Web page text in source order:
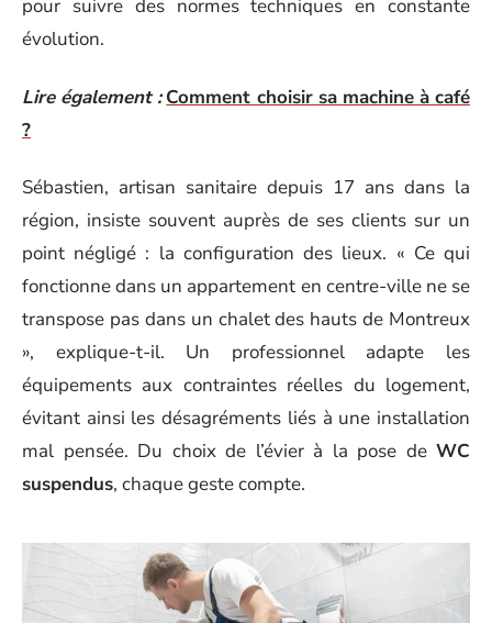
pour suivre des normes techniques en constante
évolution.
Lire également : Comment choisir sa machine à café
?
Sébastien, artisan sanitaire depuis 17 ans dans la
région, insiste souvent auprès de ses clients sur un
point négligé : la configuration des lieux. « Ce qui
fonctionne dans un appartement en centre-ville ne se
transpose pas dans un chalet des hauts de Montreux
», explique-t-il. Un professionnel adapte les
équipements aux contraintes réelles du logement,
évitant ainsi les désagréments liés à une installation
mal pensée. Du choix de l’évier à la pose de WC
suspendus, chaque geste compte.